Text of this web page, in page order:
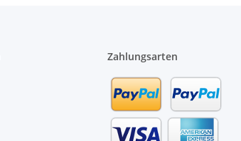
Zahlungsarten